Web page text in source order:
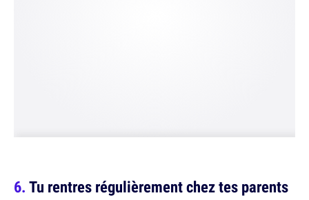
Tu rentres régulièrement chez tes parents